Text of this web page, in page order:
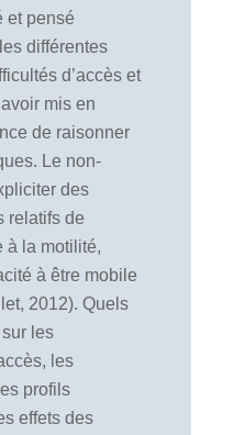
et pensé
différentes
d’accès et
mis en
de raisonner
Le non-
des
relatifs de
à la motilité,
à être mobile
2012). Quels
les
les
profils
effets des